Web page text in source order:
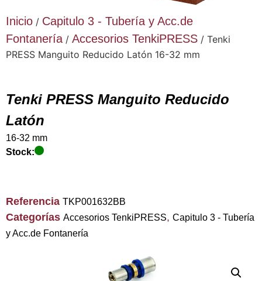
Inicio / Capitulo 3 - Tubería y Acc.de
Fontanería/ Accesorios TenkiPRESS / Tenki
PRESS Manguito Reducido Latón 16-32 mm
Tenki PRESS Manguito Reducido
Latón
16-32 mm
Stock:
Referencia TKP001632BB
Categorías Accesorios TenkiPRESS, Capitulo 3 - Tubería
y Acc.de Fontanería